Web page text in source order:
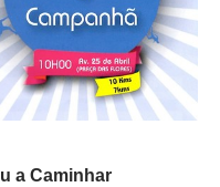
a Caminhar